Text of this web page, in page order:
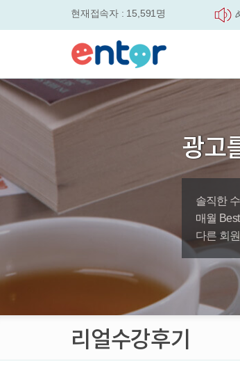
현재접속자 : 15,591명
실력
로 다
🎉 세
학습도우미 G1
광고
솔직한
매월
다른 회
리얼수강후기